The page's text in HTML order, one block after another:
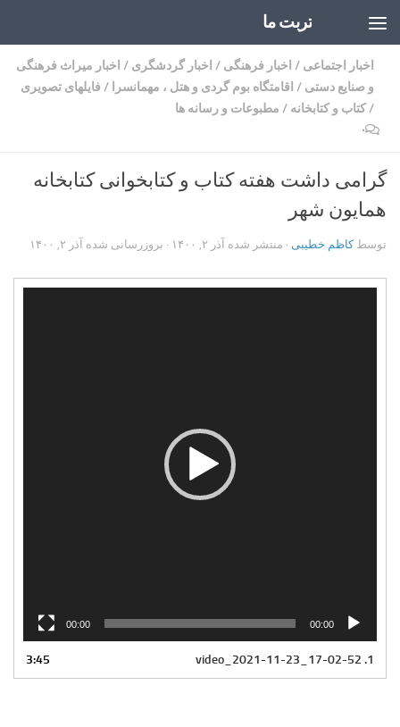
تربت ما
اخبار اجتماعی / اخبار فرهنگی / اخبار گردشگری / اخبار میراث فرهنگی
و صنایع دستی / اقامتگاه بوم گردی و هتل ، مهمانسرا / فایلهای تصویری
/کتاب و کتابخانه / مطبوعات و رسانه ها
۰
گرامی داشت هفته کتاب و کتابخوانی کتابخانه
همایون شهر
توسطکاظم خطیبی · منتشر شده آذر ۲, ۱۴۰۰ · بروزرسانی شده آذر ۲, ۱۴۰۰
00:00
00:00
1.
video_2021-11-23_17-02-52
3:45